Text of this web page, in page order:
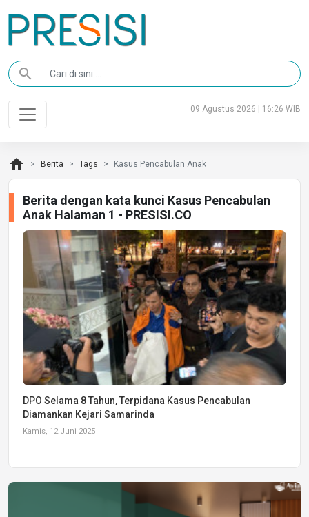
search
09 Agustus 2026 | 16:26 WIB
home Berita Tags Kasus Pencabulan Anak
Berita dengan kata kunci Kasus Pencabulan
Anak Halaman 1 - PRESISI.CO
DPO Selama 8 Tahun, Terpidana Kasus Pencabulan
Diamankan Kejari Samarinda
Kamis, 12 Juni 2025